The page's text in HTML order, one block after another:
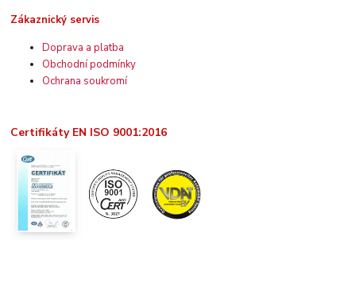
Zákaznický servis
Doprava a platba
Obchodní podmínky
Ochrana soukromí
Certifikáty EN ISO 9001:2016